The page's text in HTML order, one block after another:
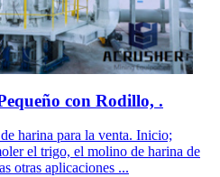
con Rodillo, .
harina para la venta. Inicio;
el trigo, el molino de harina de
otras aplicaciones ...